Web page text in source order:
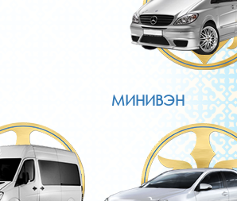
МИНИВЭН